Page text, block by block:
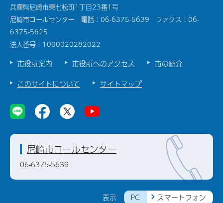
兵庫県尼崎市東七松町1丁目23番1号
尼崎市コールセンター 電話：06-6375-5639 ファクス：06-
6375-5625
法人番号：1000020282022
市役所案内 市役所へのアクセス
市の紹介
このサイトについて
サイトマップ
表示 PC スマートフォン
尼崎市コールセンター
06-6375-5639